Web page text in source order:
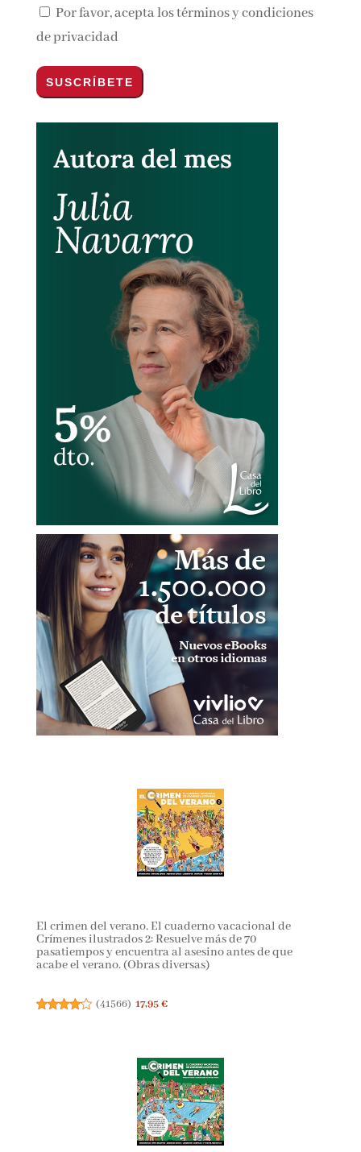
Por favor, acepta lostérminos y condiciones
de privacidad
El crimen del verano. El cuaderno vacacional de
Crímenes ilustrados 2: Resuelve más de 70
pasatiempos y encuentra al asesino antes de que
acabe el verano. (Obras diversas)
(41566) 17,95 €